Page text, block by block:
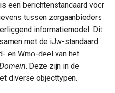
een berichtenstandaard voor
tussen zorgaanbieders
informatiemodel. Dit
met de iJw-standaard
en Wmo-deel van het
. Deze zijn in de
diverse objecttypen.